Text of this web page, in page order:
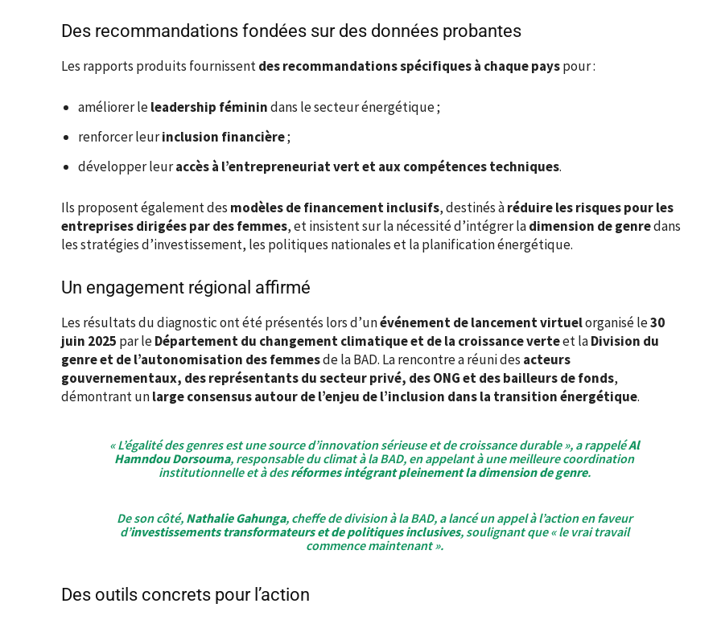
Des recommandations fondées sur des données probantes
Les rapports produits fournissentdes recommandations spécifiques à chaque payspour :
améliorer leleadership féminindans le secteur énergétique ;
renforcer leurinclusion financière;
développer leuraccès à l’entrepreneuriat vert et aux compétences techniques.
Ils proposent également des modèles de financement inclusifs, destinés àréduire les risques pour les
entreprises dirigées par des femmes, et insistent sur la nécessité d’intégrer ladimension de genredans
les stratégies d’investissement, les politiques nationales et la planification énergétique.
Un engagement régional affirmé
Les résultats du diagnostic ont été présentés lors d’unévénement de lancement virtuelorganisé le30
juin 2025 par leDépartement du changement climatique et de la croissance verteet laDivision du
genre et de l’autonomisation des femmesde la BAD. La rencontre a réuni des acteurs
gouvernementaux, des représentants du secteur privé, des ONG et des bailleurs de fonds,
démontrant unlarge consensus autour de l’enjeu de l’inclusion dans la transition énergétique.
« L’égalité des genres est une source d’innovation sérieuse et de croissance durable », a rappeléAl
Hamndou Dorsouma, responsable du climat à la BAD, en appelant à une meilleure coordination
institutionnelle et à desréformes intégrant pleinement la dimension de genre.
De son côté, Nathalie Gahunga, cheffe de division à la BAD, a lancé un appel à l’action en faveur
d’investissements transformateurs et de politiques inclusives, soulignant que « le vrai travail
commence maintenant ».
Des outils concrets pour l’action